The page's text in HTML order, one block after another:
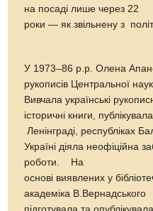
на посаді лише через 22
роки — як звільнену з
У 1973–86 р.р. Олена
рукописів Центральної
Вивчала українські
історичні книги,
Ленінграді, республіках
Україні діяла неофіційна
роботи. На
основі виявлених у
академіка В.Вернадського